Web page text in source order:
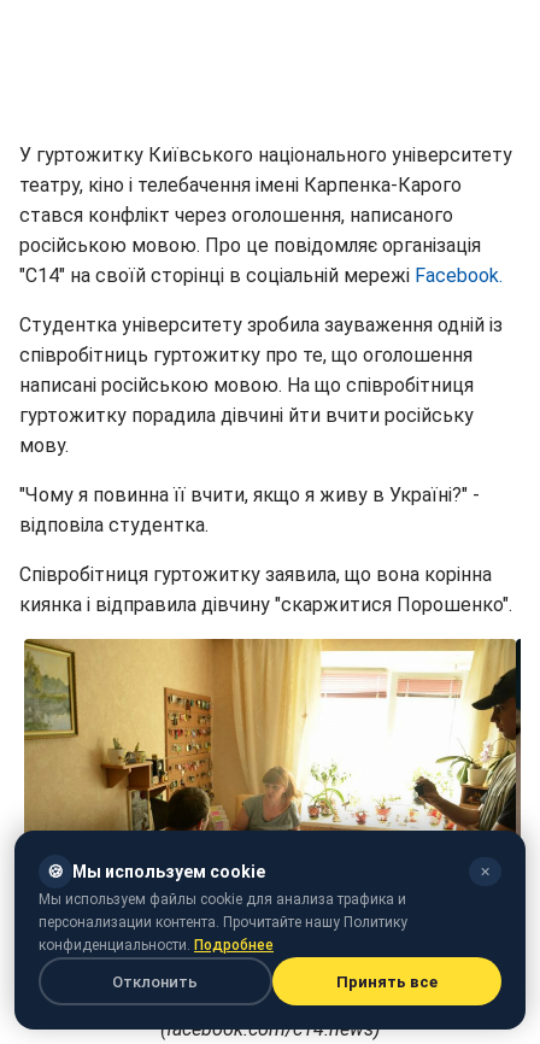
У гуртожитку Київського національного університету
театру, кіно і телебачення імені Карпенка-Карого
стався конфлікт через оголошення, написаного
російською мовою. Про це повідомляє організація
"С14" на своїй сторінці в соціальній мережі Facebook.
Студентка університету зробила зауваження одній із
співробітниць гуртожитку про те, що оголошення
написані російською мовою. На що співробітниця
гуртожитку порадила дівчині йти вчити російську
мову.
"Чому я повинна її вчити, якщо я живу в Україні?" -
відповіла студентка.
Співробітниця гуртожитку заявила, що вона корінна
киянка і відправила дівчину "скаржитися Порошенко".
Фото: Конфлікт у столичному Вузі
(facebook.com/c14.news)
🍪 Мы используем cookie ✕
Мы используем файлы cookie для анализа трафика и
персонализации контента. Прочитайте нашу Политику
конфиденциальности. Подробнее
Отклонить Принять все